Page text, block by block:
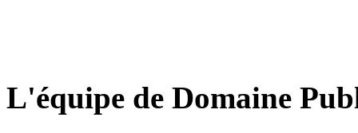
L'équipe de Domaine